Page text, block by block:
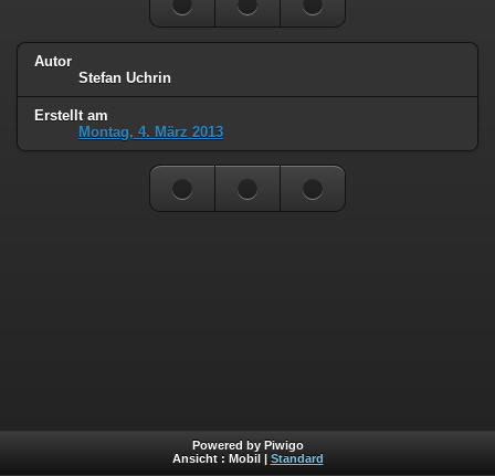
Autor
Stefan Uchrin
Erstellt am
Montag, 4. März 2013
Powered by Piwigo
Ansicht : Mobil Standard